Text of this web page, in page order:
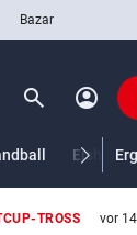
Bazar
search Suchen
account_circle
TROSS vor